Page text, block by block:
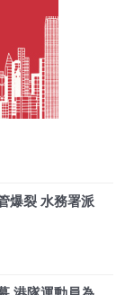
爆裂 水務署派